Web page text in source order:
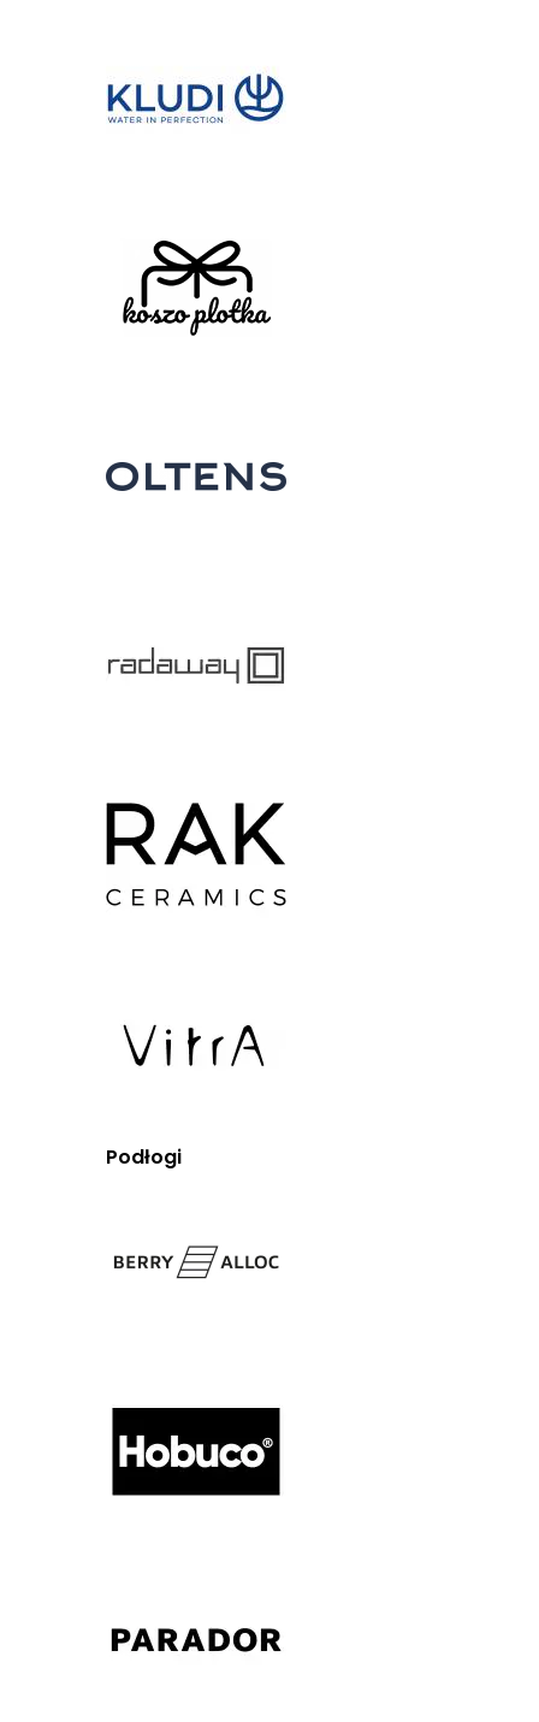
Podłogi